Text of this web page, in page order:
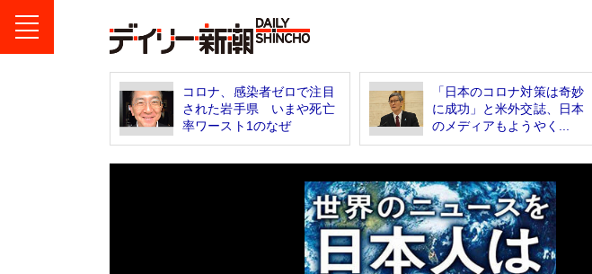
コロナ、感染者ゼロで注目
された岩手県 いまや死亡
率ワースト1のなぜ
「日本のコロナ対策は奇妙
に成功」と米外交誌、日本
のメディアもようやく...